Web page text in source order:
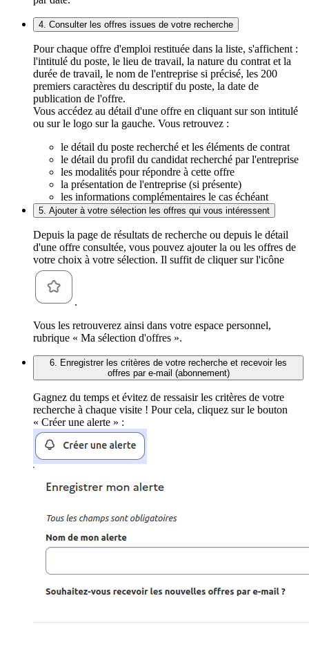
4. Consulter les offres issues de votre recherche
Pour chaque offre d'emploi restituée dans la liste, s'affichent :
l'intitulé du poste, le lieu de travail, la nature du contrat et la
durée de travail, le nom de l'entreprise si précisé, les 200
premiers caractères du descriptif du poste, la date de
publication de l'offre.
Vous accédez au détail d'une offre en cliquant sur son intitulé
ou sur le logo sur la gauche. Vous retrouvez :
le détail du poste recherché et les éléments de contrat
le détail du profil du candidat recherché par l'entreprise
les modalités pour répondre à cette offre
la présentation de l'entreprise (si présente)
les informations complémentaires le cas échéant
5. Ajouter à votre sélection les offres qui vous intéressent
Depuis la page de résultats de recherche ou depuis le détail
d'une offre consultée, vous pouvez ajouter la ou les offres de
votre choix à votre sélection. Il suffit de cliquer sur l'icône
.
Vous les retrouverez ainsi dans votre espace personnel,
rubrique « Ma sélection d'offres ».
6. Enregistrer les critères de votre recherche et recevoir les
offres par e-mail (abonnement)
Gagnez du temps et évitez de ressaisir les critères de votre
recherche à chaque visite ! Pour cela, cliquez sur le bouton
« Créer une alerte » :